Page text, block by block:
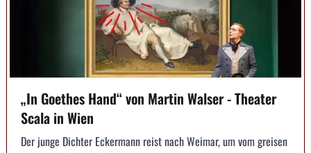
„In Goethes Hand“ von Martin Walser - Theater
Scala in Wien
Der junge Dichter Eckermann reist nach Weimar, um vom greisen